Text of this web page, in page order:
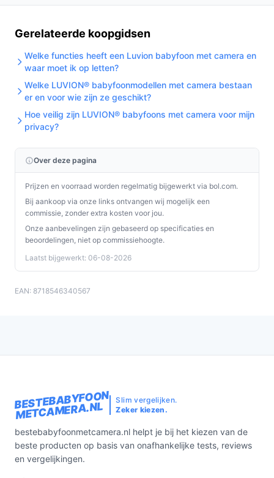
Gerelateerde koopgidsen
Welke functies heeft een Luvion babyfoon met camera en
waar moet ik op letten?
Welke LUVION® babyfoonmodellen met camera bestaan
er en voor wie zijn ze geschikt?
Hoe veilig zijn LUVION® babyfoons met camera voor mijn
privacy?
Over deze pagina
Prijzen en voorraad worden regelmatig bijgewerkt via bol.com.
Bij aankoop via onze links ontvangen wij mogelijk een
commissie, zonder extra kosten voor jou.
Onze aanbevelingen zijn gebaseerd op specificaties en
beoordelingen, niet op commissiehoogte.
Laatst bijgewerkt: 06-08-2026
EAN: 8718546340567
BESTEBABYFOON
METCAMERA.NL
Slim vergelijken.
Zeker kiezen.
bestebabyfoonmetcamera.nl helpt je bij het kiezen van de
beste producten op basis van onafhankelijke tests, reviews
en vergelijkingen.